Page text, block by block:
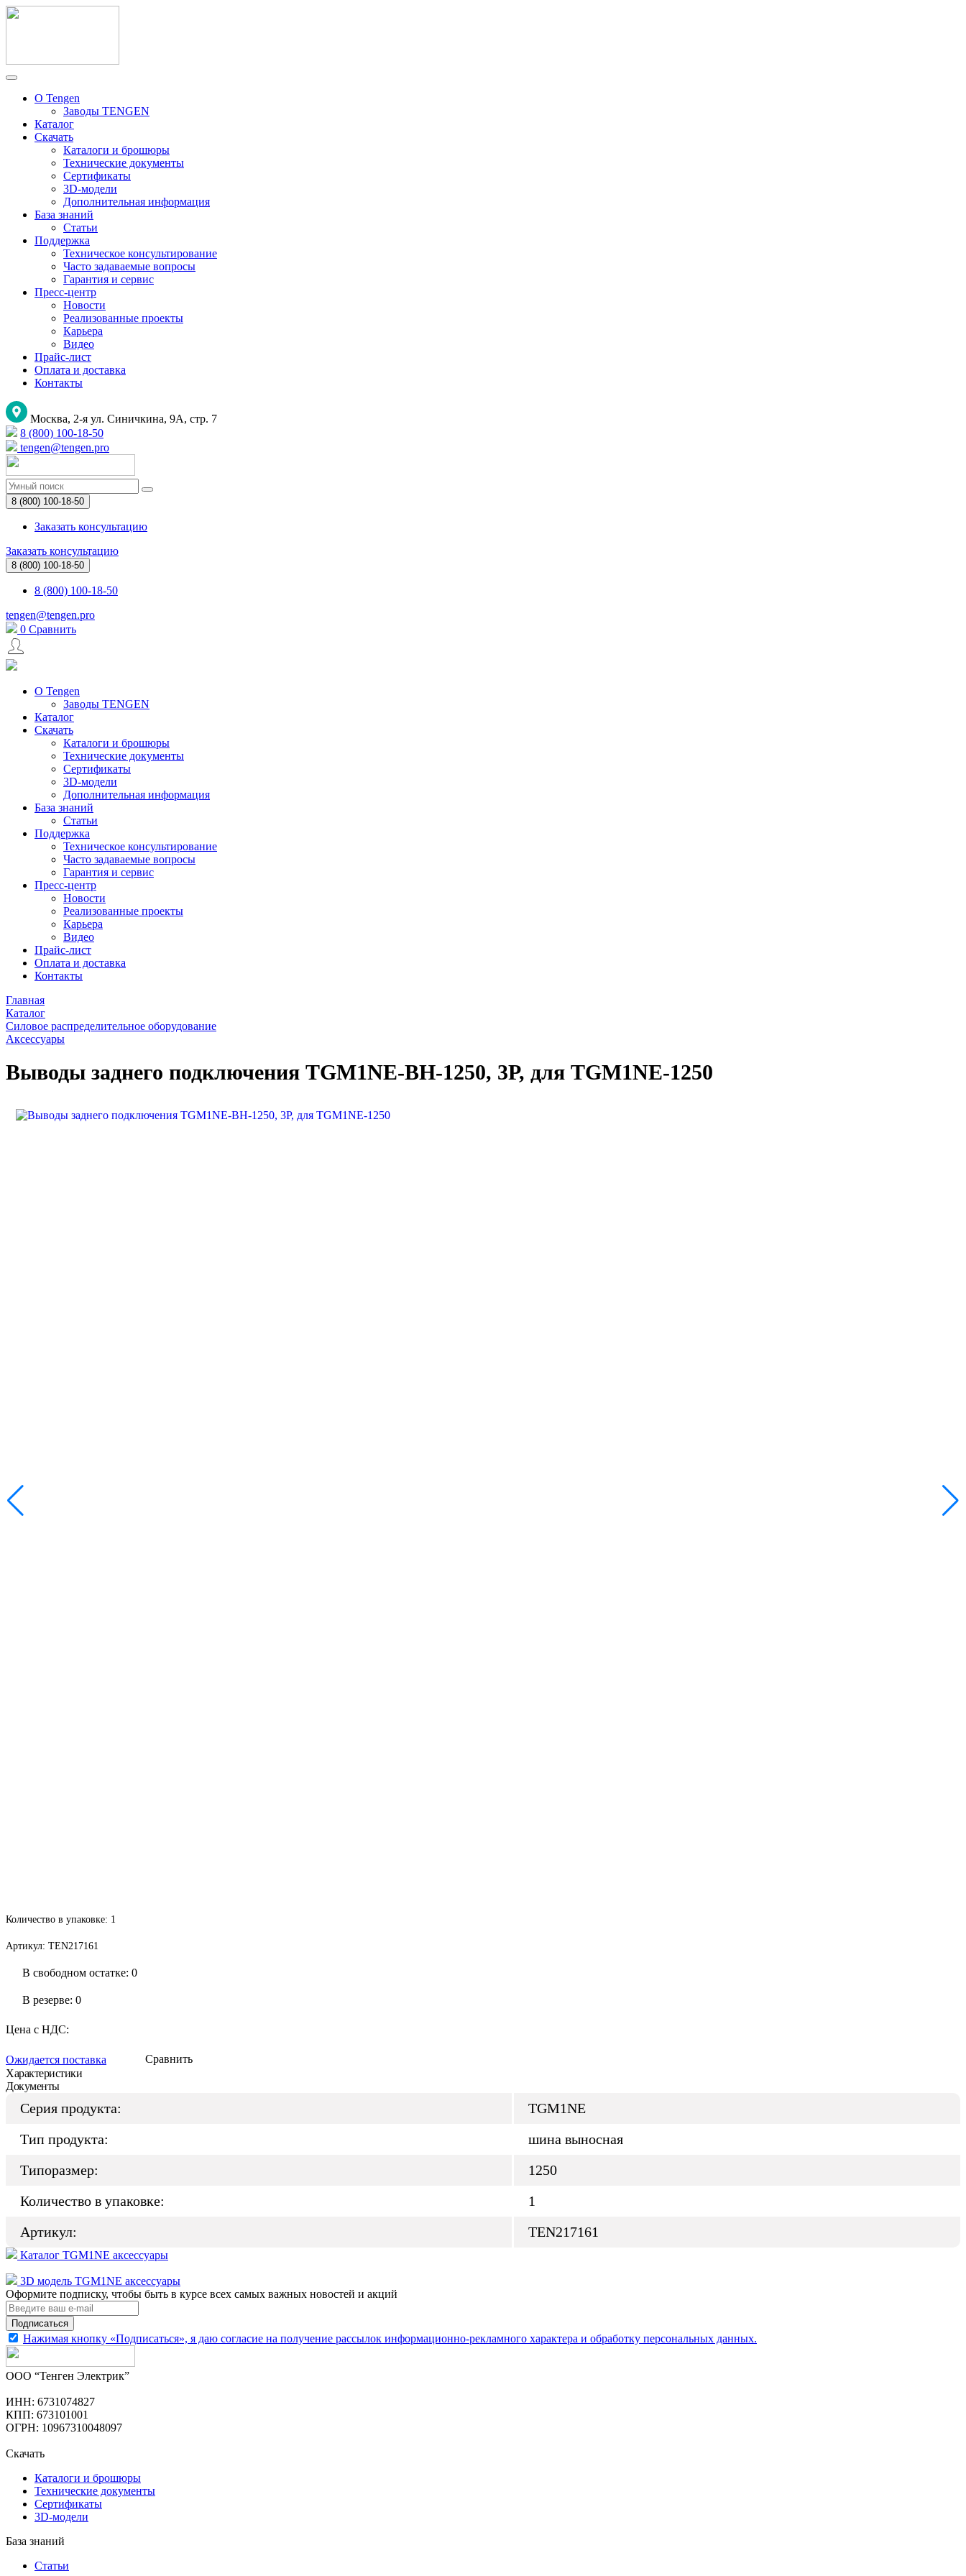
О Tengen
Заводы TENGEN
Каталог
Скачать
Каталоги и брошюры
Технические документы
Сертификаты
3D-модели
Дополнительная информация
База знаний
Статьи
Поддержка
Техническое консультирование
Часто задаваемые вопросы
Гарантия и сервис
Пресс-центр
Новости
Реализованные проекты
Карьера
Видео
Прайс-лист
Оплата и доставка
Контакты
Москва, 2-я ул. Синичкина, 9А, стр. 7
8 (800) 100-18-50
tengen@tengen.pro
8 (800) 100-18-50
Заказать консультацию
Заказать консультацию
8 (800) 100-18-50
8 (800) 100-18-50
tengen@tengen.pro
0 Сравнить
О Tengen
Заводы TENGEN
Каталог
Скачать
Каталоги и брошюры
Технические документы
Сертификаты
3D-модели
Дополнительная информация
База знаний
Статьи
Поддержка
Техническое консультирование
Часто задаваемые вопросы
Гарантия и сервис
Пресс-центр
Новости
Реализованные проекты
Карьера
Видео
Прайс-лист
Оплата и доставка
Контакты
Главная
Каталог
Силовое распределительное оборудование
Аксессуары
Выводы заднего подключения TGM1NE-BH-1250, 3P, для TGM1NE-1250
Количество в упаковке: 1
Артикул: TEN217161
В свободном остатке: 0
В резерве: 0
Цена с НДС:
Ожидается поставка
Сравнить
Характеристики
Документы
Серия продукта:
TGM1NE
Тип продукта:
шина выносная
Типоразмер:
1250
Количество в упаковке:
1
Артикул:
TEN217161
Каталог TGM1NE аксессуары
3D модель TGM1NE аксессуары
Оформите подписку, чтобы быть в курсе всех самых важных новостей и акций
Подписаться
Нажимая кнопку «Подписаться», я даю согласие на получение рассылок информационно-рекламного характера и обработку персональных данных.
ООО “Тенген Электрик”
ИНН: 6731074827
КПП: 673101001
ОГРН: 10967310048097
Скачать
Каталоги и брошюры
Технические документы
Сертификаты
3D-модели
База знаний
Статьи